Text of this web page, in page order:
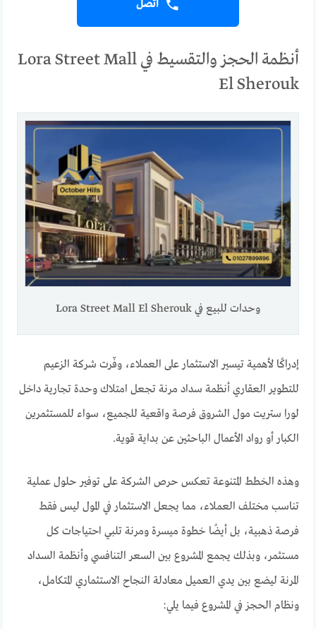
اتصل
أنظمة الحجز والتقسيط في Lora Street Mall
El Sherouk
وحدات للبيع في Lora Street Mall El Sherouk
إدراكًا لأهمية تيسير الاستثمار على العملاء، وفّرت شركة الزعيم
للتطوير العقاري أنظمة سداد مرنة تجعل امتلاك وحدة تجارية داخل
لورا ستريت مول الشروق فرصة واقعية للجميع، سواء للمستثمرين
الكبار أو رواد الأعمال الباحثين عن بداية قوية.
وهذه الخطط المتنوعة تعكس حرص الشركة على توفير حلول عملية
تناسب مختلف العملاء، مما يجعل الاستثمار في المول ليس فقط
فرصة ذهبية، بل أيضًا خطوة ميسرة ومرنة تلبي احتياجات كل
مستثمر، وبذلك يجمع المشروع بين السعر التنافسي وأنظمة السداد
المرنة ليضع بين يدي العميل معادلة النجاح الاستثماري المتكامل،
ونظام الحجز في المشروع فيما يلي: